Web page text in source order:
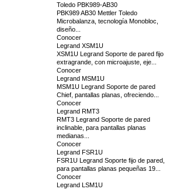
Toledo PBK989-AB30
PBK989 AB30 Mettler Toledo
Microbalanza, tecnología Monobloc,
diseño...
Conocer
Legrand XSM1U
XSM1U Legrand Soporte de pared fijo
extragrande, con microajuste, eje...
Conocer
Legrand MSM1U
MSM1U Legrand Soporte de pared
Chief, pantallas planas, ofreciendo...
Conocer
Legrand RMT3
RMT3 Legrand Soporte de pared
inclinable, para pantallas planas
medianas...
Conocer
Legrand FSR1U
FSR1U Legrand Soporte fijo de pared,
para pantallas planas pequeñas 19...
Conocer
Legrand LSM1U